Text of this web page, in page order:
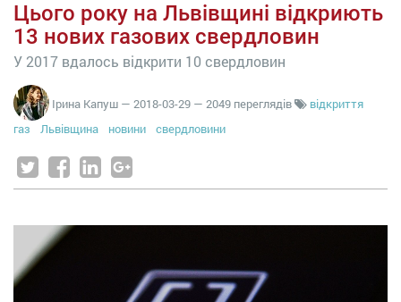
Цього року на Львівщині відкриють
13 нових газових свердловин
У 2017 вдалось відкрити 10 свердловин
Ірина Капуш — 2018-03-29 — 2049 переглядів
відкриття
газ
Львівщина новини свердловини